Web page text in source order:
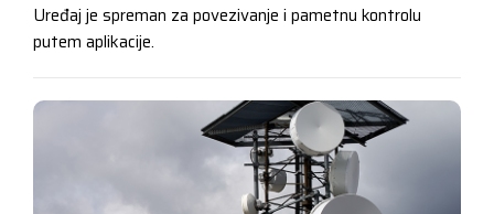
Uređaj je spreman za povezivanje i pametnu kontrolu
putem aplikacije.